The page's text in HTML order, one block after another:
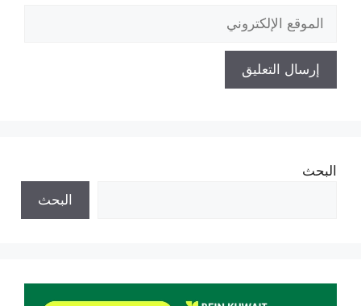
الإلكتروني
البحث
البحث